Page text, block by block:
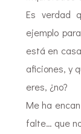
Es verdad
ejemplo
está en
aficiones, y
eres, ¿no?
Me ha
falte… que